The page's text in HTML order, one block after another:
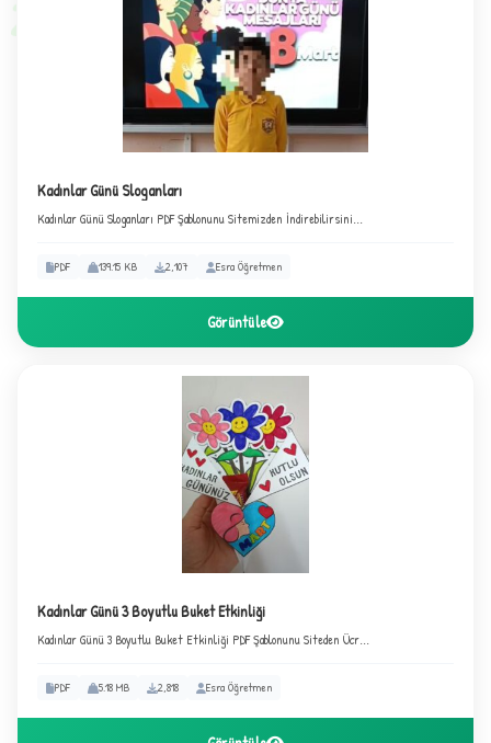
✦
Kadınlar Günü Sloganları
Kadınlar Günü Sloganları PDF Şablonunu Sitemizden İndirebilirsini...
PDF 139.15 KB 2,107 Esra Öğretmen
Görüntüle
Kadınlar Günü 3 Boyutlu Buket Etkinliği
Kadınlar Günü 3 Boyutlu Buket Etkinliği PDF Şablonunu Siteden Ücr...
PDF 5.18 MB 2,818 Esra Öğretmen